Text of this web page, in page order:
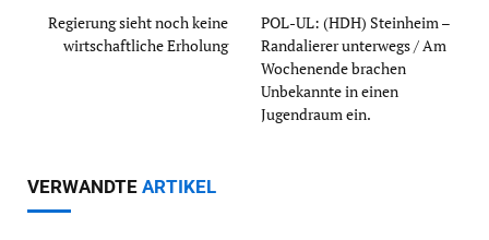
Regierung sieht noch keine
wirtschaftliche Erholung
POL-UL: (HDH) Steinheim –
Randalierer unterwegs / Am
Wochenende brachen
Unbekannte in einen
Jugendraum ein.
VERWANDTE ARTIKEL